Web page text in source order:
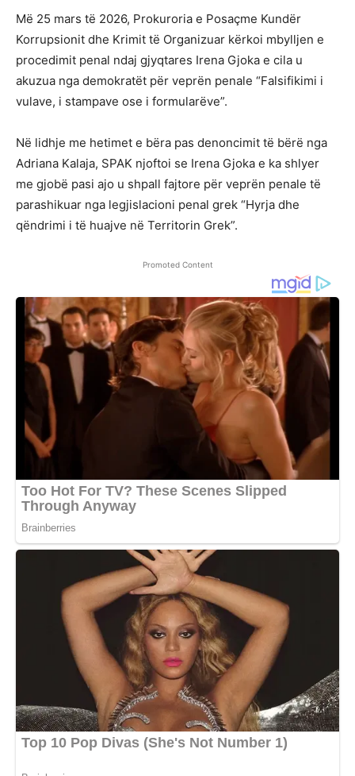
Më 25 mars të 2026, Prokuroria e Posaçme Kundër
Korrupsionit dhe Krimit të Organizuar kërkoi mbylljen e
procedimit penal ndaj gjyqtares Irena Gjoka e cila u
akuzua nga demokratët për veprën penale “Falsifikimi i
vulave, i stampave ose i formularëve”.
Në lidhje me hetimet e bëra pas denoncimit të bërë nga
Adriana Kalaja, SPAK njoftoi se Irena Gjoka e ka shlyer
me gjobë pasi ajo u shpall fajtore për veprën penale të
parashikuar nga legjislacioni penal grek “Hyrja dhe
qëndrimi i të huajve në Territorin Grek”.
Promoted Content